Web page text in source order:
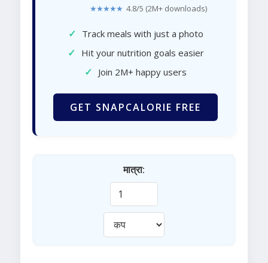
★★★★★ 4.8/5 (2M+ downloads)
✓ Track meals with just a photo
✓ Hit your nutrition goals easier
✓ Join 2M+ happy users
GET SNAPCALORIE FREE
मात्रा: